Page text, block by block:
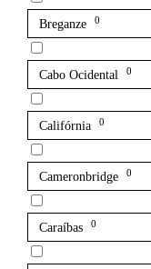
Breganze 0
Cabo Ocidental 0
Califórnia 0
Cameronbridge 0
Caraíbas 0